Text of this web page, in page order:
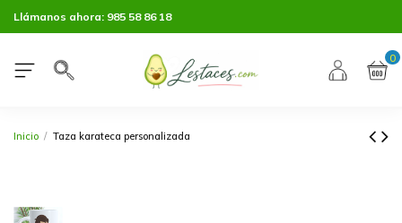
Llámanos ahora: 985 58 86 18
0
Inicio Taza karateca personalizada